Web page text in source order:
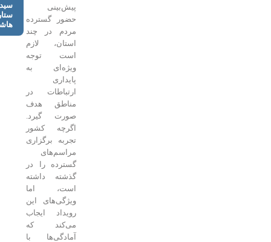
پیش‌بینی
حضور گسترده
مردم در چند
استان، لازم
است توجه
ویژه‌ای به
ارتباطات در
مناطق هدف
صورت گیرد.
اگرچه کشور
تجربه برگزاری
مراسم‌های
گسترده را در
گذشته داشته
است، اما
ویژگی‌های این
رویداد ایجاب
می‌کند که
آمادگی‌ها با
هاشمی